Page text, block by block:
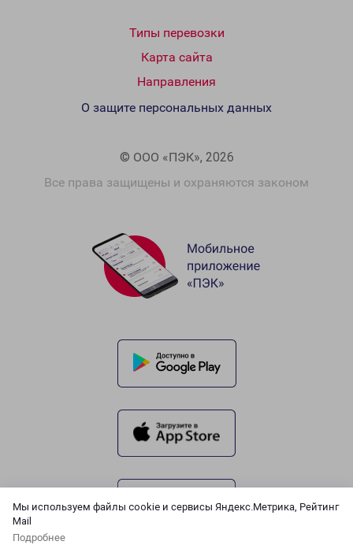
Мы используем файлы cookie и сервисы Яндекс.Метрика, Рейтинг
Mail
Подробнее
Типы перевозки
Карта сайта
Направления
© ООО «ПЭК», 2026
Все права защищены и охраняются законом
О защите персональных данных